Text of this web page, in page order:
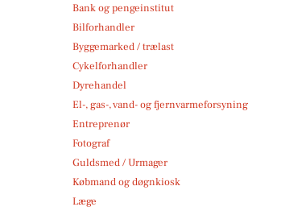
Bank og pengeinstitut
Bilforhandler
Byggemarked / trælast
Cykelforhandler
Dyrehandel
El-, gas-, vand- og fjernvarmeforsyning
Entreprenør
Fotograf
Guldsmed / Urmager
Købmand og døgnkiosk
Læge